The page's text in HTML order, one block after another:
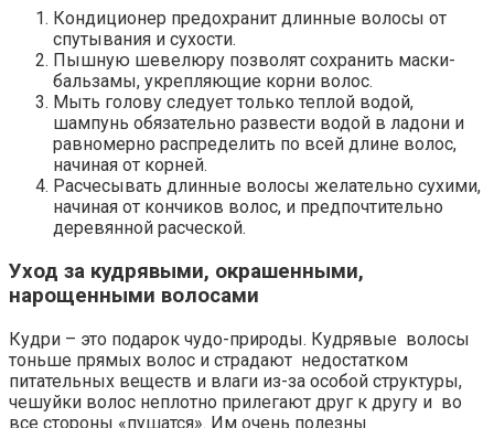
Кондиционер предохранит длинные волосы от
спутывания и сухости.
Пышную шевелюру позволят сохранить маски-
бальзамы, укрепляющие корни волос.
Мыть голову следует только теплой водой,
шампунь обязательно развести водой в ладони и
равномерно распределить по всей длине волос,
начиная от корней.
Расчесывать длинные волосы желательно сухими,
начиная от кончиков волос, и предпочтительно
деревянной расческой.
Уход за кудрявыми, окрашенными,
нарощенными волосами
Кудри – это подарок чудо-природы. Кудрявые волосы
тоньше прямых волос и страдают недостатком
питательных веществ и влаги из-за особой структуры,
чешуйки волос неплотно прилегают друг к другу и во
все стороны «пушатся». Им очень полезны